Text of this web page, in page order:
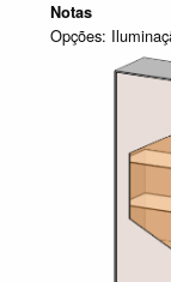
Notas
Opções: